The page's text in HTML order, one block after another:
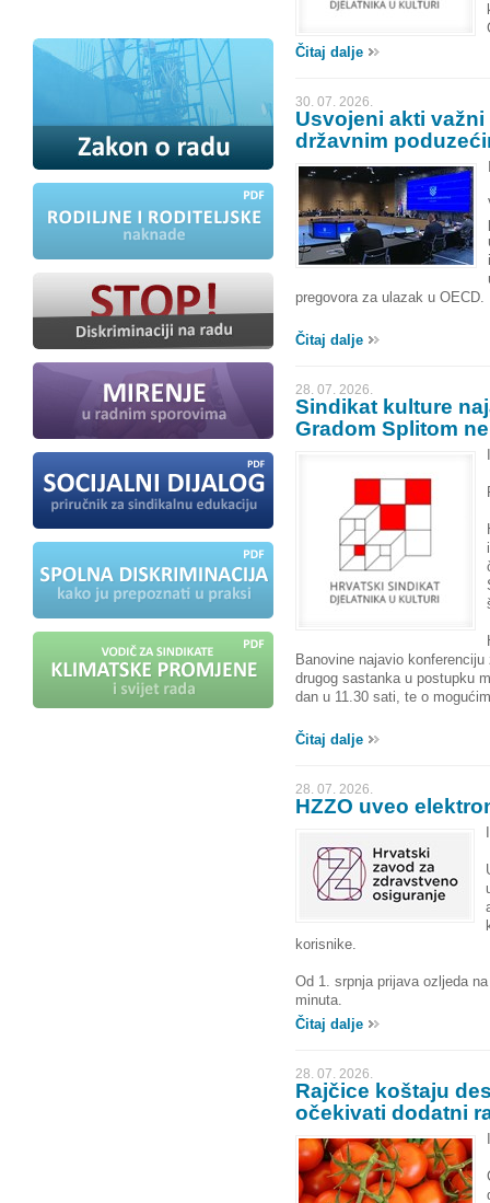
Čitaj dalje
30. 07. 2026.
Usvojeni akti
državnim
pregovora za ulazak u OECD.
Čitaj dalje
28. 07. 2026.
Sindikat kulture
Gradom Splitom
Banovine najavio
drugog sastanka u postupku
dan u 11.30 sati, te o
Čitaj dalje
28. 07. 2026.
HZZO uveo
korisnike.
Od 1. srpnja prijava ozljeda
minuta.
Čitaj dalje
28. 07. 2026.
Rajčice koštaju
očekivati dodatni